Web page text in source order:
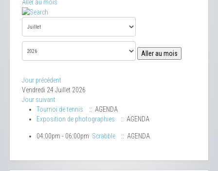
Aller au mois
Aller au mois
Jour précédent
Vendredi 24 Juillet 2026
Jour suivant
Tournoi de tennis
:: AGENDA
Exposition de photographies
:: AGENDA
04:00pm - 06:00pm Scrabble :: AGENDA